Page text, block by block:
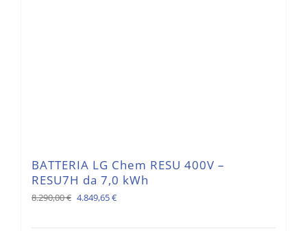
BATTERIA LG Chem RESU 400V –
RESU7H da 7,0 kWh
8.290,00€ Il
4.849,65€Il